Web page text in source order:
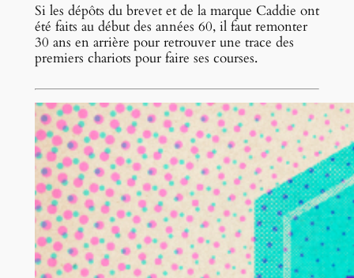
Si les dépôts du brevet et de la marque Caddie ont
été faits au début des années 60, il faut remonter
30 ans en arrière pour retrouver une trace des
premiers chariots pour faire ses courses.